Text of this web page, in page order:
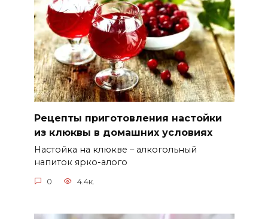
Рецепты приготовления настойки
из клюквы в домашних условиях
Настойка на клюкве – алкогольный
напиток ярко-алого
0 4.4к.